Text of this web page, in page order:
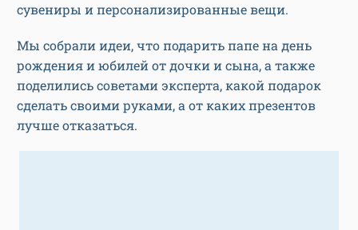
сувениры и персонализированные вещи.
Мы собрали идеи, что подарить папе на день
рождения и юбилей от дочки и сына, а также
поделились советами эксперта, какой подарок
сделать своими руками, а от каких презентов
лучше отказаться.